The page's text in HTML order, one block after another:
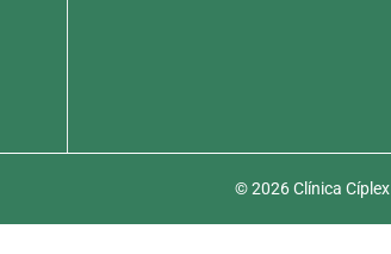
© 2026 Clínica Cíplex